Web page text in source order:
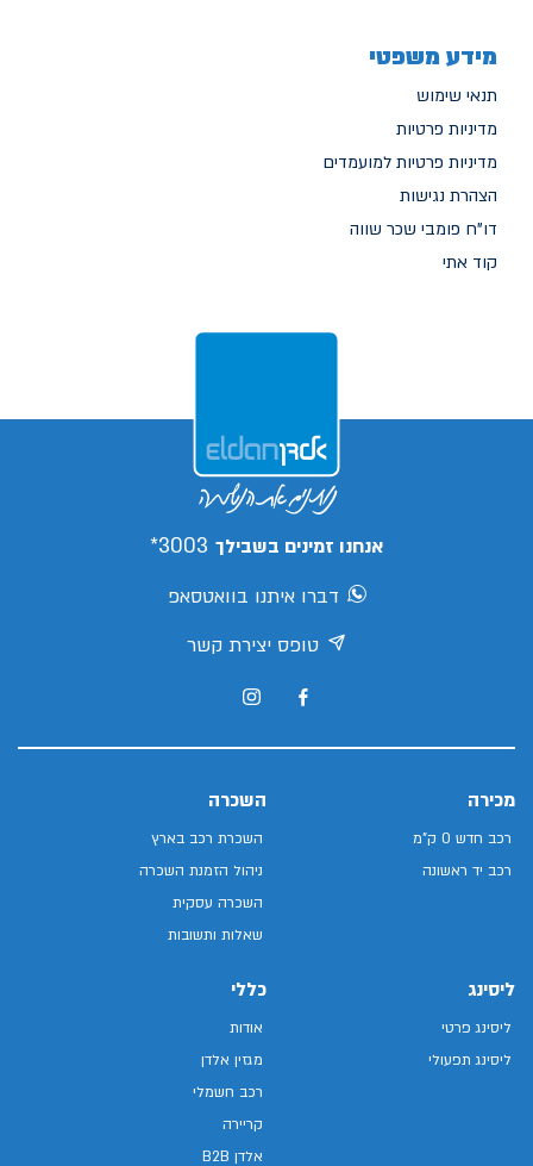
מידע משפטי
תנאי שימוש
מדיניות פרטיות
מדיניות פרטיות למועמדים
הצהרת נגישות
דו"ח פומבי שכר שווה
קוד אתי
אנחנו זמינים בשבילך 3003*
דברו איתנו בוואטסאפ
טופס יצירת קשר
מכירה
רכב חדש 0 ק"מ
רכב יד ראשונה
השכרה
השכרת רכב בארץ
ניהול הזמנת השכרה
השכרה עסקית
שאלות ותשובות
ליסינג
ליסינג פרטי
ליסינג תפעולי
כללי
אודות
מגזין אלדן
רכב חשמלי
קריירה
אלדן B2B